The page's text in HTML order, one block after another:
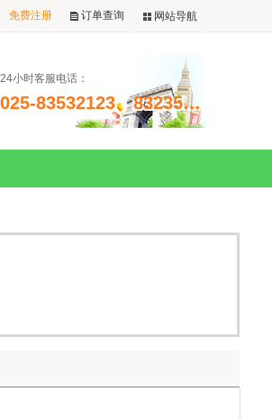
免费注册 订单查询 网站导航
24小时客服电话：
025-83532123、83235411 手机：13255274023、13913857022